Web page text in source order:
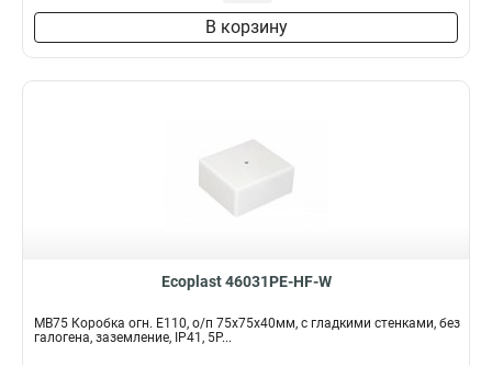
В корзину
Ecoplast 46031PE-HF-W
MB75 Коробка огн. E110, о/п 75х75х40мм, с гладкими стенками, без
галогена, заземление, IP41, 5P...